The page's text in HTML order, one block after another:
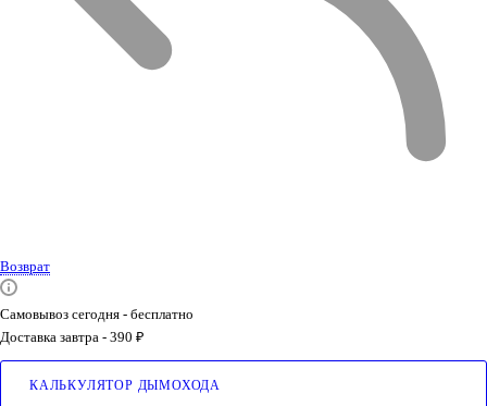
Возврат
Самовывоз сегодня - бесплатно
Доставка завтра - 390 ₽
КАЛЬКУЛЯТОР ДЫМОХОДА